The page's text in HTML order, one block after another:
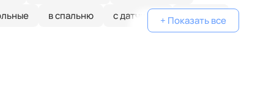
в спальню с датчиком
круглые
+ Показать все